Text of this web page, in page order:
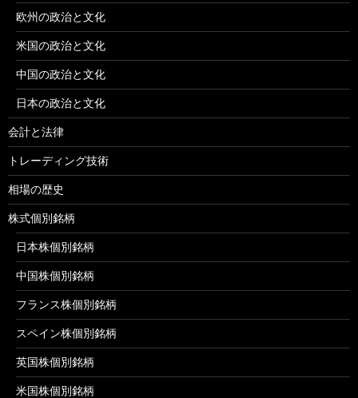
欧州の政治と文化
米国の政治と文化
中国の政治と文化
日本の政治と文化
会計と法律
トレーディング技術
相場の歴史
株式個別銘柄
日本株個別銘柄
中国株個別銘柄
フランス株個別銘柄
スペイン株個別銘柄
英国株個別銘柄
米国株個別銘柄